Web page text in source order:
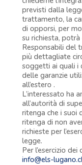
previsti dalla
trattamento, la
di opporsi, per
su richiesta,
Responsabili del
più dettagliate
soggetti ai quali i
delle garanzie
all’estero .
L’interessato ha
all’autorità di
ritenga che i suoi
ritenga di non
richieste per
legge.
Per l’esercizio
info@els-